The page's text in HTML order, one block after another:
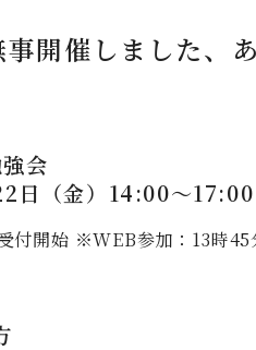
開催しました、
会
日（金）14:00～17:00
付開始 ※WEB参加：13時